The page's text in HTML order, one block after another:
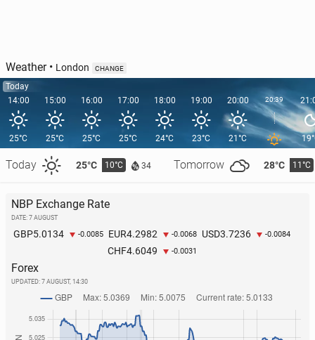
Weather• London CHANGE
Today
14:00
25°C
Today 25°C 10°C 34 Tomorrow 28°C 11°C
15:00
25°C
16:00
25°C
17:00
25°C
18:00
24°C
19:00
23°C
20:00
21°C
20:39
NBP Exchange Rate
DATE: 7 AUGUST
GBP5.0134 -0.0085 EUR4.2982 -0.0068 USD3.7236 -0.0084
CHF4.6049 -0.0031
Forex
UPDATED: 7 AUGUST, 14:30